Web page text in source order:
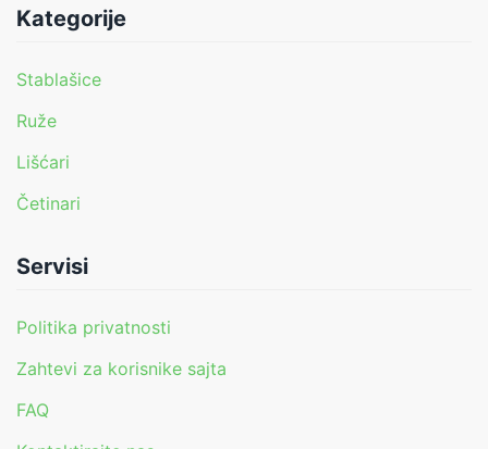
Kategorije
Stablašice
Ruže
Lišćari
Četinari
Servisi
Politika privatnosti
Zahtevi za korisnike sajta
FAQ